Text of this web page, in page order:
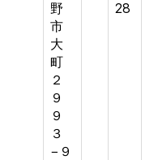
野
市
大
町
２
９
９
３
−９
28